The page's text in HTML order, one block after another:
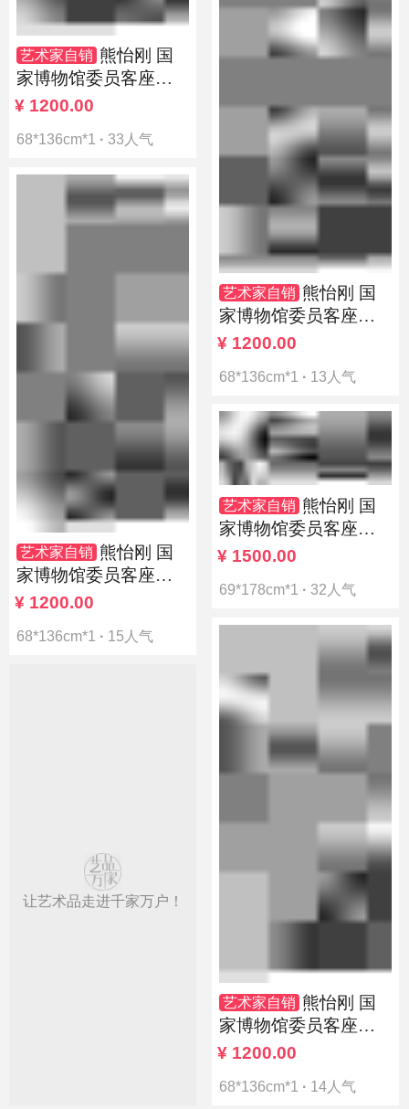
艺术家自销 熊怡刚 国
家博物馆委员客座教
授北京奥林匹克书画
¥ 1200.00
68*136cm*1 · 33人气
艺术家自销 熊怡刚 国
家博物馆委员客座教
授北京奥林匹克书画
¥ 1200.00
68*136cm*1 · 13人气
艺术家自销 熊怡刚 国
家博物馆委员客座教
授北京奥林匹克书画
¥ 1200.00
68*136cm*1 · 15人气
艺术家自销 熊怡刚 国
家博物馆委员客座教
授北京奥林匹克书画
¥ 1500.00
69*178cm*1 · 32人气
艺术家自销 熊怡刚 国
家博物馆委员客座教
授北京奥林匹克书画
¥ 1200.00
68*136cm*1 · 14人气
让艺术品走进千家万户！